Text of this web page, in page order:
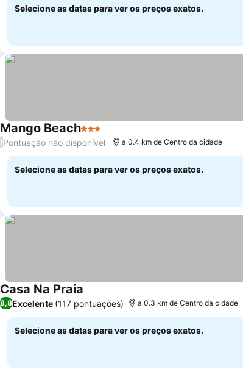
Selecione as datas para ver os preços exatos.
Mango Beach3 Estrelas
/Pontuação não disponível a 0.4 km de Centro da cidade
Selecione as datas para ver os preços exatos.
Casa Na Praia
8,8Excelente (117 pontuações) a 0.3 km de Centro da cidade
Selecione as datas para ver os preços exatos.